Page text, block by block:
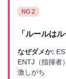
NG 2
「 ルールは
なぜダメか:
ENTJ（指揮者
激しがち